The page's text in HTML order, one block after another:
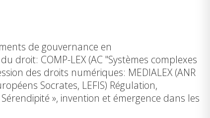
de gouvernance en
droit: COMP-LEX (AC "Systèmes complexes
des droits numériques: MEDIALEX (ANR
Socrates, LEFIS) Régulation,
», invention et émergence dans les